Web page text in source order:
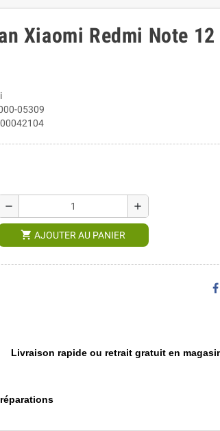
Xiaomi Redmi Note 12
05309
remove add
shopping_cart AJOUTER AU PANIER
Livraison rapide ou retrait gratuit en